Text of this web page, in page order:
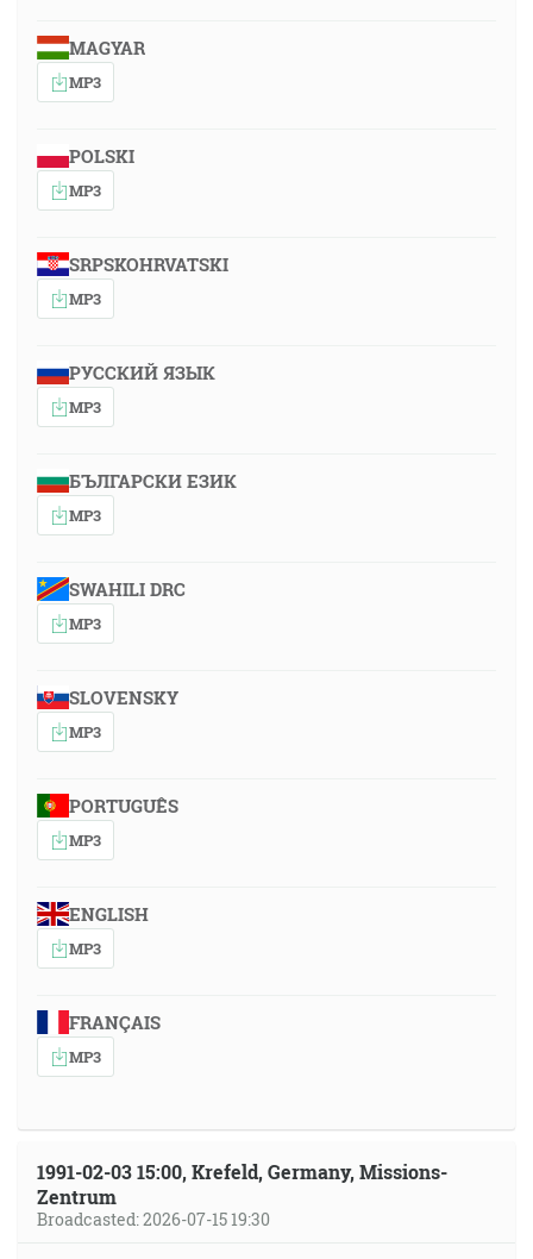
MAGYAR
MP3
POLSKI
MP3
SRPSKOHRVATSKI
MP3
РУССКИЙ ЯЗЫК
MP3
БЪЛГАРСКИ ЕЗИК
MP3
SWAHILI DRC
MP3
SLOVENSKY
MP3
PORTUGUÊS
MP3
ENGLISH
MP3
FRANÇAIS
MP3
1991-02-03 15:00, Krefeld, Germany, Missions-
Zentrum
Broadcasted: 2026-07-15 19:30